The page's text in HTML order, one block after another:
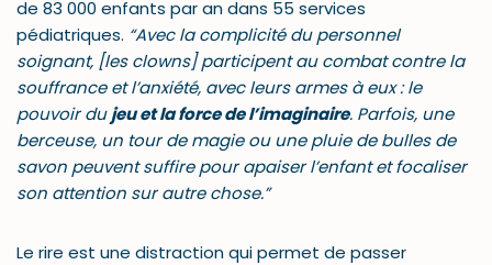
de 83 000 enfants par an dans 55 services
pédiatriques. “Avec la complicité du personnel
soignant, [les clowns] participent au combat contre la
souffrance et l’anxiété, avec leurs armes à eux : le
pouvoir dujeu et la force de l’imaginaire. Parfois, une
berceuse, un tour de magie ou une pluie de bulles de
savon peuvent suffire pour apaiser l’enfant et focaliser
son attention sur autre chose.”
Le rire est une distraction qui permet de passer